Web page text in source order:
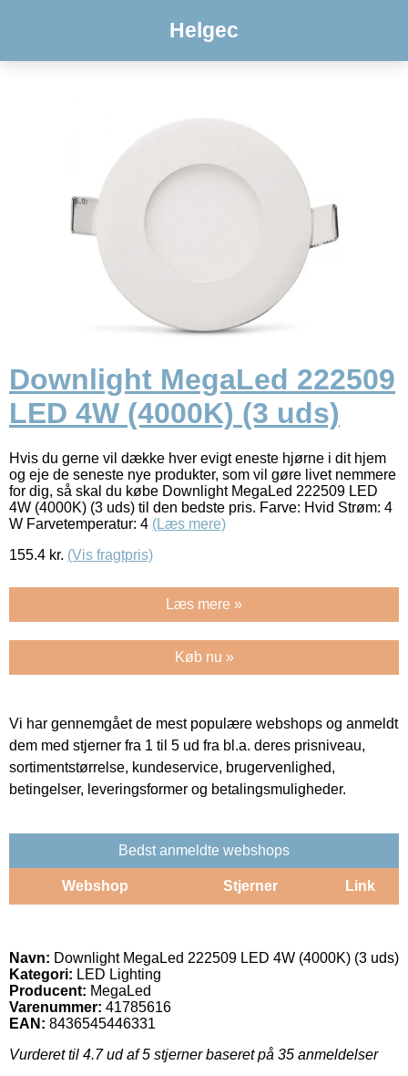
Helgec
Downlight MegaLed 222509
LED 4W (4000K) (3 uds)
Hvis du gerne vil dække hver evigt eneste hjørne i dit hjem
og eje de seneste nye produkter, som vil gøre livet nemmere
for dig, så skal du købe Downlight MegaLed 222509 LED
4W (4000K) (3 uds) til den bedste pris. Farve: Hvid Strøm: 4
W Farvetemperatur: 4 (Læs mere)
155.4 kr. (Vis fragtpris)
Læs mere »
Køb nu »
Vi har gennemgået de mest populære webshops og anmeldt
dem med stjerner fra 1 til 5 ud fra bl.a. deres prisniveau,
sortimentstørrelse, kundeservice, brugervenlighed,
betingelser, leveringsformer og betalingsmuligheder.
Bedst anmeldte webshops
Webshop Stjerner Link
Navn: Downlight MegaLed 222509 LED 4W (4000K) (3 uds)
Kategori: LED Lighting
Producent: MegaLed
Varenummer: 41785616
EAN: 8436545446331
Vurderet til 4.7ud af 5 stjerner baseret på 35 anmeldelser